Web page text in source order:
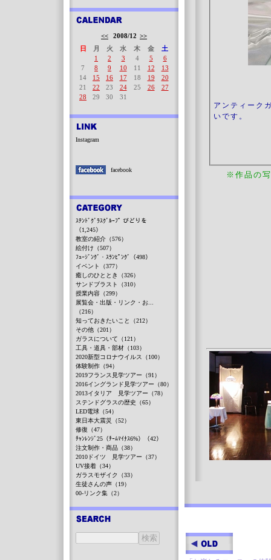
アンティーク
いです。
※作品の
<< 2008/12 >>
日
月 火 水 木 金
土
1
2 3 4 5
6
7
8 9 10 11 12
13
14
15 16 17 18 19
20
21
22 23 24 25 26
27
28
29 30 31
Instagram
facebook
ｽﾃﾝﾄﾞｸﾞﾗｽｸﾞﾙｰﾌﾟ びどりを
（1,245）
教室の紹介（576）
絵付け（507）
ﾌｭｰｼﾞﾝｸﾞ・ｽﾗﾝﾋﾟﾝｸﾞ（498）
イベント（377）
癒しのひととき（326）
サンドブラスト（310）
授業内容（299）
展覧会・出版・リンク・お...
（216）
知っておきたいこと（212）
その他（201）
ガラスについて（121）
工具・道具・部材（103）
2020新型コロナウイルス（100）
体験制作（94）
2019フランス見学ツアー（91）
2016イングランド見学ツアー（80）
2013イタリア 見学ツアー（78）
ステンドグラスの歴史（65）
LED電球（54）
東日本大震災（52）
修復（47）
ﾁｬﾝﾚﾝｼﾞ25（ﾁｰﾑﾏｲﾅｽ6%）（42）
注文制作・商品（38）
2010ドイツ 見学ツアー（37）
UV接着（34）
ガラスモザイク（33）
生徒さんの声（19）
00-リンク集（2）